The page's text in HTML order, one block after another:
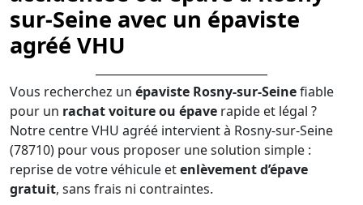
sur-Seine avec un épaviste
agréé VHU
Vous recherchez un épaviste Rosny-sur-Seinefiable
pour un rachat voiture ou épave rapide et légal ?
Notre centre VHU agréé intervient à Rosny-sur-Seine
(78710) pour vous proposer une solution simple :
reprise de votre véhicule etenlèvement d’épave
gratuit, sans frais ni contraintes.